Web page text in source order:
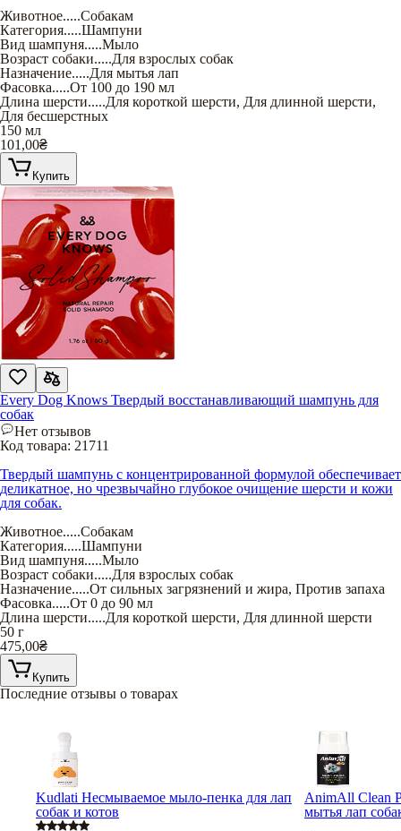
Животное.....Собакам
Категория.....Шампуни
Вид шампуня.....Мыло
Возраст собаки.....Для взрослых собак
Назначение.....Для мытья лап
Фасовка.....От 100 до 190 мл
Длина шерсти.....Для короткой шерсти, Для длинной шерсти,
Для бесшерстных
150 мл
101,00₴
Купить
Every Dog Knows Твердый восстанавливающий шампунь для
собак
Нет отзывов
Код товара: 21711
Твердый шампунь с концентрированной формулой обеспечивает
деликатное, но чрезвычайно глубокое очищение шерсти и кожи
для собак.
Животное.....Собакам
Категория.....Шампуни
Вид шампуня.....Мыло
Возраст собаки.....Для взрослых собак
Назначение.....От сильных загрязнений и жира, Против запаха
Фасовка.....От 0 до 90 мл
Длина шерсти.....Для короткой шерсти, Для длинной шерсти
50 г
475,00₴
Купить
Последние отзывы о товарах
Kudlati Несмываемое мыло-пенка для лап
собак и котов
AnimAll Clean
мытья лап